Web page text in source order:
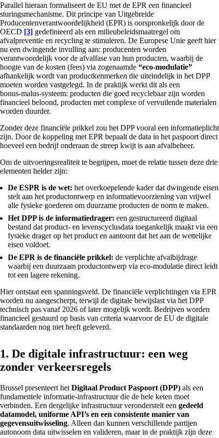
Parallel hieraan formaliseert de EU met de EPR een financieel
sturingsmechanisme. Dit principe van Uitgebreide
Producentenverantwoordelijkheid (EPR) is oorspronkelijk door de
OECD [3] gedefinieerd als een milieubeleidsmaatregel om
afvalpreventie en recycling te stimuleren. De Europese Unie geeft hier
nu een dwingende invulling aan: producenten worden
verantwoordelijk voor de afvalfase van hun producten, waarbij de
hoogte van de kosten (fees) via zogenaamde “eco-modulatie”
afhankelijk wordt van productkenmerken die uiteindelijk in het DPP
moeten worden vastgelegd. In de praktijk werkt dit als een
bonus‑malus‑systeem: producten die goed recyclebaar zijn worden
financieel beloond, producten met complexe of vervuilende materialen
worden duurder.
Zonder deze financiële prikkel zou het DPP vooral een informatieplicht
zijn. Door de koppeling met EPR bepaalt de data in het paspoort direct
hoeveel een bedrijf onderaan de streep kwijt is aan afvalbeheer.
Om de uitvoeringsrealiteit te begrijpen, moet de relatie tussen deze drie
elementen helder zijn:
De ESPR is de wet: het overkoepelende kader dat dwingende eisen
stelt aan het productontwerp en informatievoorziening van vrijwel
alle fysieke goederen om duurzame producten de norm te maken.
Het DPP is de informatiedrager: een gestructureerd digitaal
bestand dat product- en levenscyclusdata toegankelijk maakt via een
fysieke drager op het product en aantoont dat het aan de wettelijke
eisen voldoet.
De EPR is de financiële prikkel: de verplichte afvalbijdrage
waarbij een duurzaam productontwerp via eco-modulatie direct leidt
tot een lagere rekening.
Hier ontstaat een spanningsveld. De financiële verplichtingen via EPR
worden nu aangescherpt, terwijl de digitale bewijslast via het DPP
technisch pas vanaf 2026 of later mogelijk wordt. Bedrijven worden
financieel gestuurd op basis van criteria waarvoor de EU de digitale
standaarden nog niet heeft geleverd.
1. De digitale infrastructuur: een weg
zonder verkeersregels
Brussel presenteert het Digitaal Product Paspoort (DPP) als een
fundamentele informatie-infrastructuur die de hele keten moet
verbinden. Een dergelijke infrastructuur veronderstelt een gedeeld
datamodel, uniforme API’s en een consistente manier van
gegevensuitwisseling. Alleen dan kunnen verschillende partijen
autonoom data uitwisselen en valideren, maar in de praktijk zijn deze